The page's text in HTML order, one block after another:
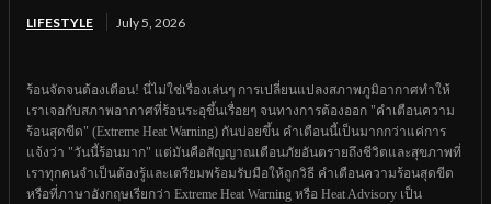
LIFESTYLE July 5, 2026
ร้อนจัดจนต้องเตือน! นี่ไม่ใช่เรื่องเล่นๆ การเปลี่ยนแปลงสภาพภูมิอากาศทำให้
เราเจอกับสภาพอากาศที่ร้อนระอุขึ้นเรื่อยๆ จนทางการต้องออก "คำเตือนความ
ร้อนสุดขีด" (Extreme Heat Warning) กันบ่อยขึ้น คำเตือนนี้เป็นมากกว่าแค่การ
แจ้งว่า "วันนี้ร้อนมาก" แต่มันคือสัญญาณเตือนภัยอันตรายถึงชีวิตและสุขภาพที่
เราทุกคนจำเป็นต้องรู้และเตรียมพร้อมรับมือให้ถูกวิธี คำเตือนความร้อนสุดขีด
หรือที่ภาษาอังกฤษเรียกว่า Extreme Heat Warning หรือ Heat Advisory เป็น